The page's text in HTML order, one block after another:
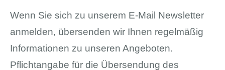
Wenn Sie sich zu unserem E-Mail Newsletter
anmelden, übersenden wir Ihnen regelmäßig
Informationen zu unseren Angeboten.
Pflichtangabe für die Übersendung des